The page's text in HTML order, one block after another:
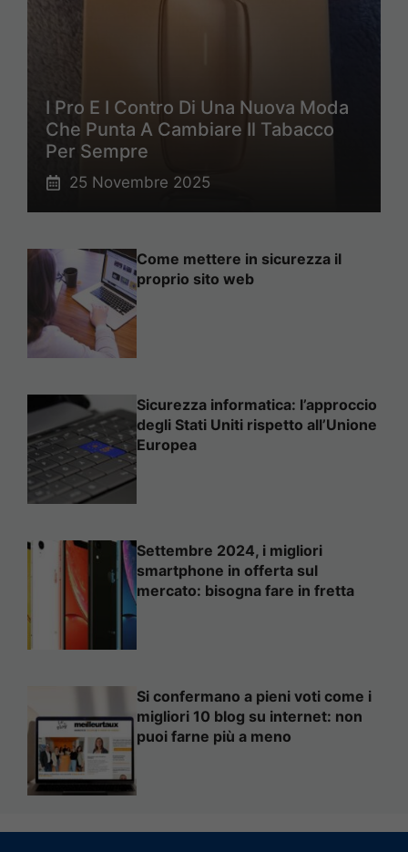
I Pro E I Contro Di Una Nuova Moda
Che Punta A Cambiare Il Tabacco
Per Sempre
25 Novembre 2025
Come mettere in sicurezza il
proprio sito web
Sicurezza informatica: l’approccio
degli Stati Uniti rispetto all’Unione
Europea
Settembre 2024, i migliori
smartphone in offerta sul
mercato: bisogna fare in fretta
Si confermano a pieni voti come i
migliori 10 blog su internet: non
puoi farne più a meno